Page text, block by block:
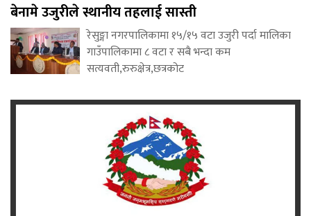
बेनामे उजुरीले स्थानीय तहलाई सास्ती
रेसुङ्गा नगरपालिकामा १५/१५ वटा उजुरी पर्दा मालिका
गाउँपालिकामा ८ वटा र सबै भन्दा कम
सत्यवती,रुरुक्षेत्र,छत्रकोट